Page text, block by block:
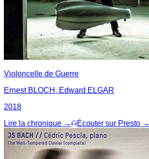
Violoncelle de Guerre
Ernest BLOCH, Edward ELGAR
2018
Lire la chronique →
Écouter sur Presto →